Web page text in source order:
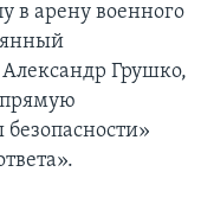
в арену военного
Грушко,